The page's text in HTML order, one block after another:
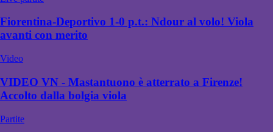
Fiorentina-Deportivo 1-0 p.t.: Ndour al volo! Viola
avanti con merito
Video
VIDEO VN - Mastantuono è atterrato a Firenze!
Accolto dalla bolgia viola
Partite